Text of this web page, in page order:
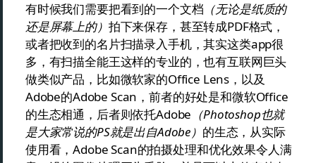
有时候我们需要把看到的一个文档 （无论是纸质的
还是屏幕上的） 拍下来保存，甚至转成PDF格式，
或者把收到的名片扫描录入手机，其实这类app很
多，有扫描全能王这样的专业的，也有互联网巨头
做类似产品，比如微软家的Office Lens，以及
Adobe的Adobe Scan，前者的好处是和微软Office
的生态相通，后者则依托Adobe （Photoshop也就
是大家常说的PS就是出自Adobe） 的生态，从实际
使用看，Adobe Scan的拍摄处理和优化效果令人满